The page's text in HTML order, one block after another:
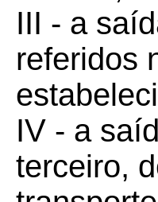
III - a
referidos
IV - a
terceiro,